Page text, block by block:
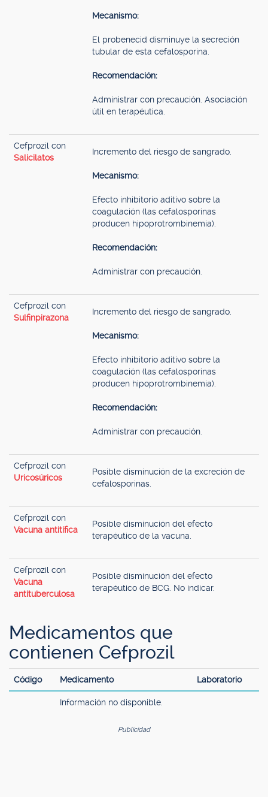
Mecanismo:
El probenecid disminuye la secreción
tubular de esta cefalosporina.
Recomendación:
Administrar con precaución. Asociación
útil en terapéutica.
Cefprozil con
Salicilatos
Incremento del riesgo de sangrado.
Mecanismo:
Efecto inhibitorio aditivo sobre la
coagulación (las cefalosporinas
producen hipoprotrombinemia).
Recomendación:
Administrar con precaución.
Cefprozil con
Sulfinpirazona
Incremento del riesgo de sangrado.
Mecanismo:
Efecto inhibitorio aditivo sobre la
coagulación (las cefalosporinas
producen hipoprotrombinemia).
Recomendación:
Administrar con precaución.
Cefprozil con
Uricosúricos
Posible disminución de la excreción de
cefalosporinas.
Cefprozil con
Vacuna antitífica
Posible disminución del efecto
terapéutico de la vacuna.
Cefprozil con
Vacuna
antituberculosa
Posible disminución del efecto
terapéutico de BCG. No indicar.
Medicamentos que
contienen Cefprozil
Código Medicamento Laboratorio
Información no disponible.
Publicidad